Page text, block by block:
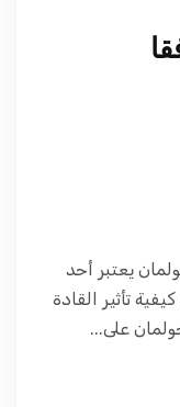
يعتبر أحد
تأثير القادة
على...